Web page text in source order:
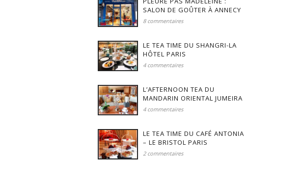
SALON DE GOÛTER À ANNECY
8 commentaires
LE TEA TIME DU SHANGRI-LA
HÔTEL PARIS
4 commentaires
L’AFTERNOON TEA DU
MANDARIN ORIENTAL JUMEIRA
4 commentaires
LE TEA TIME DU CAFÉ ANTONIA
– LE BRISTOL PARIS
2 commentaires